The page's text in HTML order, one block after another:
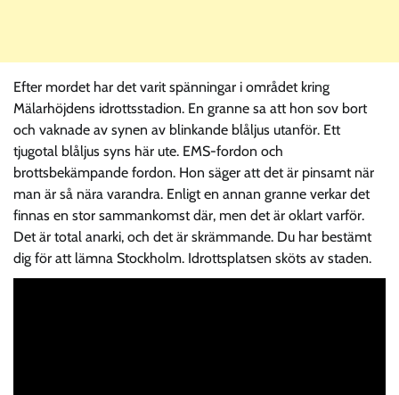
Efter mordet har det varit spänningar i området kring
Mälarhöjdens idrottsstadion. En granne sa att hon sov bort
och vaknade av synen av blinkande blåljus utanför. Ett
tjugotal blåljus syns här ute. EMS-fordon och
brottsbekämpande fordon. Hon säger att det är pinsamt när
man är så nära varandra. Enligt en annan granne verkar det
finnas en stor sammankomst där, men det är oklart varför.
Det är total anarki, och det är skrämmande. Du har bestämt
dig för att lämna Stockholm. Idrottsplatsen sköts av staden.